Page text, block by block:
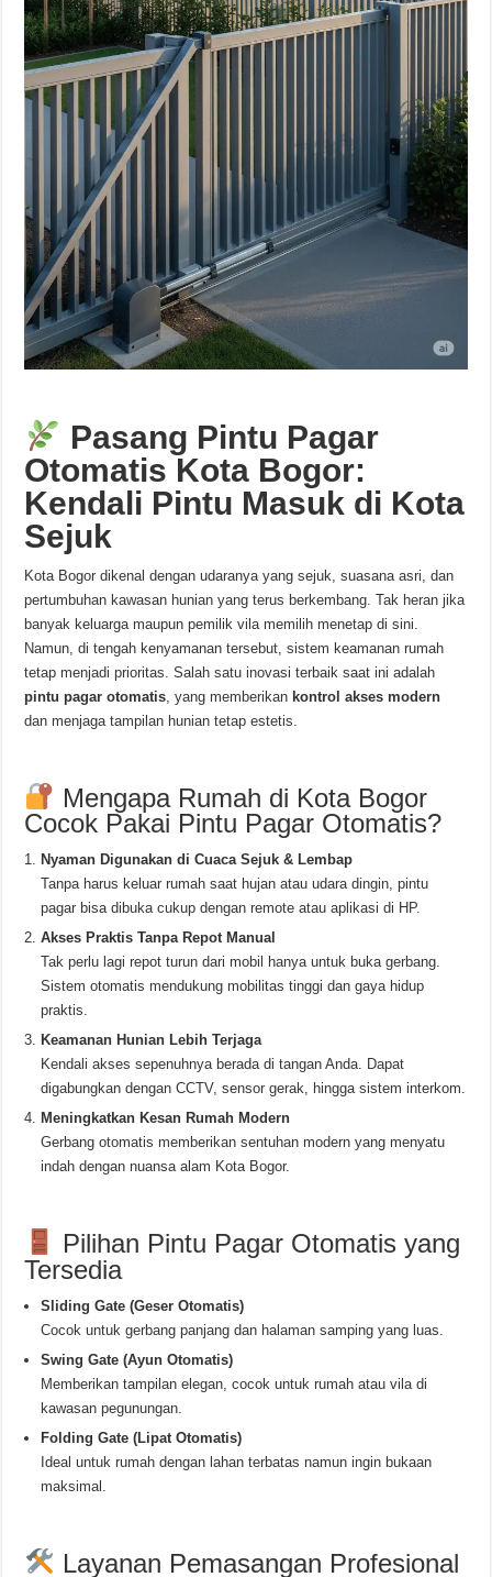
Pasang Pintu Pagar
Otomatis Kota Bogor:
Kendali Pintu Masuk di Kota
Sejuk
Kota Bogor dikenal dengan udaranya yang sejuk, suasana asri, dan
pertumbuhan kawasan hunian yang terus berkembang. Tak heran jika
banyak keluarga maupun pemilik vila memilih menetap di sini.
Namun, di tengah kenyamanan tersebut, sistem keamanan rumah
tetap menjadi prioritas. Salah satu inovasi terbaik saat ini adalah
pintu pagar otomatis , yang memberikan kontrol akses modern
dan menjaga tampilan hunian tetap estetis.
Mengapa Rumah di Kota Bogor
Cocok Pakai Pintu Pagar Otomatis?
Nyaman Digunakan di Cuaca Sejuk & Lembap
Tanpa harus keluar rumah saat hujan atau udara dingin, pintu
pagar bisa dibuka cukup dengan remote atau aplikasi di HP.
Akses Praktis Tanpa Repot Manual
Tak perlu lagi repot turun dari mobil hanya untuk buka gerbang.
Sistem otomatis mendukung mobilitas tinggi dan gaya hidup
praktis.
Keamanan Hunian Lebih Terjaga
Kendali akses sepenuhnya berada di tangan Anda. Dapat
digabungkan dengan CCTV, sensor gerak, hingga sistem interkom.
Meningkatkan Kesan Rumah Modern
Gerbang otomatis memberikan sentuhan modern yang menyatu
indah dengan nuansa alam Kota Bogor.
Pilihan Pintu Pagar Otomatis yang
Tersedia
Sliding Gate (Geser Otomatis)
Cocok untuk gerbang panjang dan halaman samping yang luas.
Swing Gate (Ayun Otomatis)
Memberikan tampilan elegan, cocok untuk rumah atau vila di
kawasan pegunungan.
Folding Gate (Lipat Otomatis)
Ideal untuk rumah dengan lahan terbatas namun ingin bukaan
maksimal.
Layanan Pemasangan Profesional